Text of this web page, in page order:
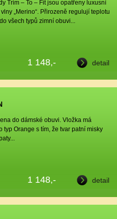
Trim – To – Fit jsou opatřeny luxusní
„Merino“. Přirozeně regulují teplotu
všech typů zimní obuvi...
1 148,- detail
do dámské obuvi. Vložka má
typ Orange s tím, že tvar patní misky
1 148,- detail